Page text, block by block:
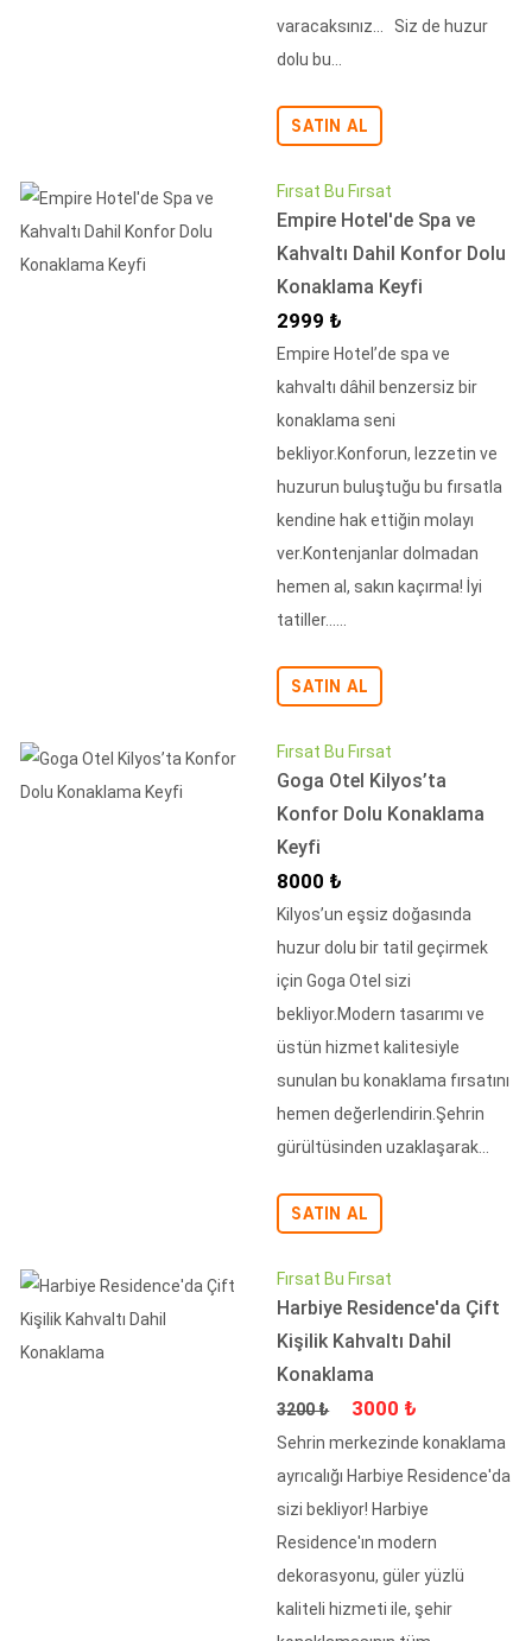
varacaksınız... Siz de huzur
dolu bu...
SATIN AL
Fırsat Bu Fırsat
Empire Hotel'de Spa ve
Kahvaltı Dahil Konfor Dolu
Konaklama Keyfi
İndirimli Fiyat
2999 ₺
Empire Hotel’de spa ve
kahvaltı dâhil benzersiz bir
konaklama seni
bekliyor.Konforun, lezzetin ve
huzurun buluştuğu bu fırsatla
kendine hak ettiğin molayı
ver.Kontenjanlar dolmadan
hemen al, sakın kaçırma! İyi
tatiller......
SATIN AL
Fırsat Bu Fırsat
Goga Otel Kilyos’ta
Konfor Dolu Konaklama
Keyfi
İndirimli Fiyat
8000 ₺
Kilyos’un eşsiz doğasında
huzur dolu bir tatil geçirmek
için Goga Otel sizi
bekliyor.Modern tasarımı ve
üstün hizmet kalitesiyle
sunulan bu konaklama fırsatını
hemen değerlendirin.Şehrin
gürültüsinden uzaklaşarak...
SATIN AL
Fırsat Bu Fırsat
Harbiye Residence'da Çift
Kişilik Kahvaltı Dahil
Konaklama
Fiyat
3200 ₺ İndirimli Fiyat
3000 ₺
Sehrin merkezinde konaklama
ayrıcalığı Harbiye Residence'da
sizi bekliyor! Harbiye
Residence'ın modern
dekorasyonu, güler yüzlü
kaliteli hizmeti ile, şehir